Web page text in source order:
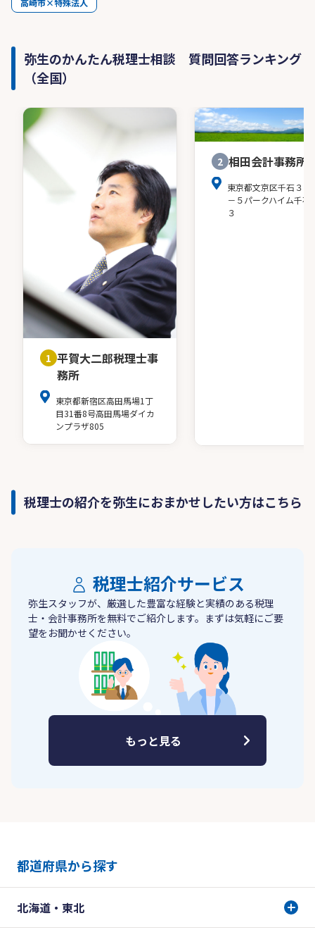
高崎市×特殊法人
弥生のかんたん税理士相談 質問回答ランキング
（全国）
1 平賀大二郎税理士事
務所
東京都新宿区高田馬場1丁
目31番8号高田馬場ダイカ
ンプラザ805
2 相田会計事務所
東京都文京区千石３－
－５パークハイム千石
３
税理士の紹介を弥生におまかせしたい方はこちら
税理士紹介サービス
弥生スタッフが、厳選した豊富な経験と実績のある税理
士・会計事務所を無料でご紹介します。まずは気軽にご要
望をお聞かせください。
もっと見る
都道府県から探す
北海道・東北